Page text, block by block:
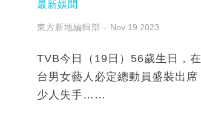
最新娛聞
東方新地編輯部 Nov 19 2023
TVB今日（19日）56歲生日，
台男女藝人必定總動員盛裝出
少人失手……